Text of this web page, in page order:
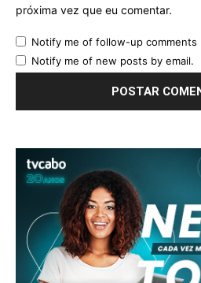
próxima vez que eu comentar.
Notify me of follow-up comments
Notify me of new posts by email.